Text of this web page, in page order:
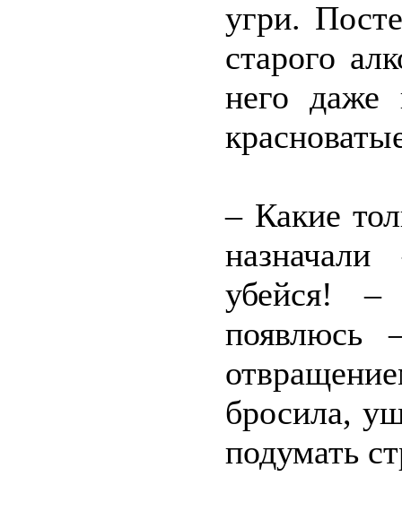
угри.
старого
него
– Какие
убейся!
появлюсь
бросила,
подумать